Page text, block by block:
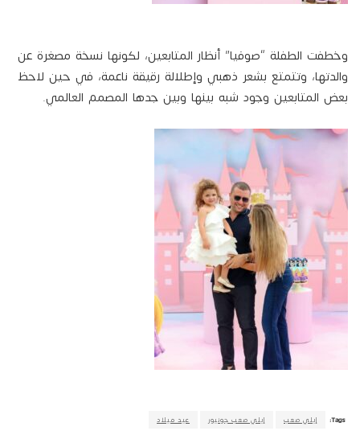
وخطفت الطفلة “صوفيا” أنظار المتابعين، لكونها نسخة مصغرة عن
والدتها، وتتمتع بشعر ذهبي وإطلالة رقيقة ناعمة، في حين لاحظ
بعض المتابعين وجود شبه بينها وبين جدها المصمم العالمي.
Tags: إيلي صعب إيلي صعب جونيور عيد ميلاد